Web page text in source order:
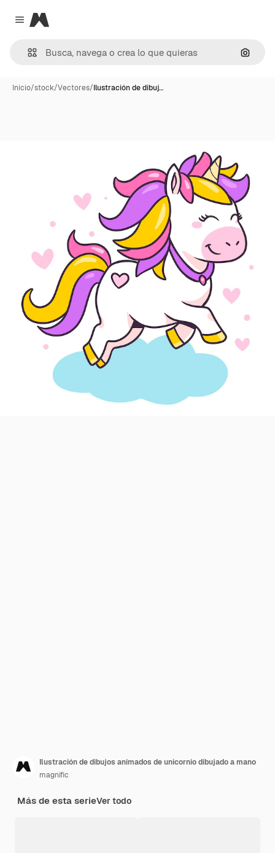
Close menu
Magnific
Inicio/stock/Vectores/Ilustración de dibuj…
Ilustración de dibujos animados de unicornio dibujado a mano
magnific
Más de esta serieVer todo